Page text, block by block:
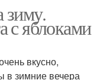
зиму.
с яблоками
вкусно,
в зимние вечера